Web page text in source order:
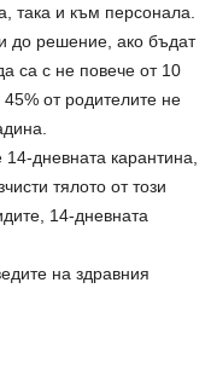
така и към персонала.
до решение, ако бъдат
са с не повече от 10
от родителите не
дневната карантина,
тялото от този
14-дневната
на здравния